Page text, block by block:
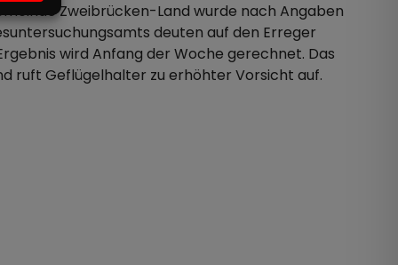
Zweibrücken-Land wurde nach Angaben
deuten auf den Erreger
wird Anfang der Woche gerechnet. Das
ruft Geflügelhalter zu erhöhter Vorsicht auf.